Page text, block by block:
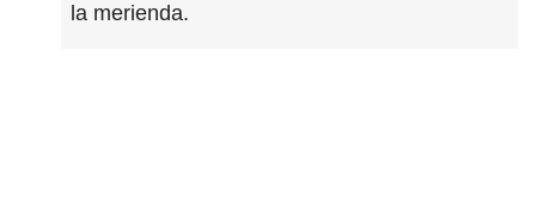
la merienda.